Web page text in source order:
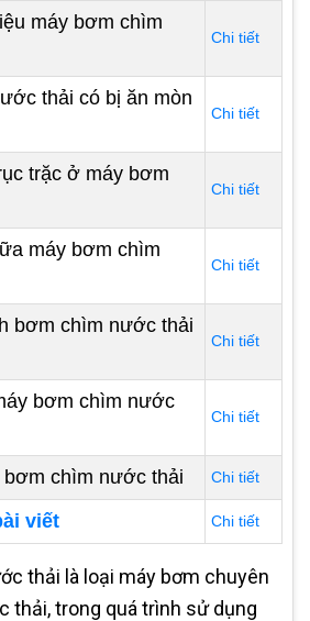
máy bơm chìm
Chi tiết
thải có bị ăn mòn
Chi tiết
trặc ở máy bơm
Chi tiết
máy bơm chìm
Chi tiết
bơm chìm nước thải
Chi tiết
bơm chìm nước
Chi tiết
chìm nước thải Chi tiết
viết Chi tiết
thải là loại máy bơm chuyên
thải, trong quá trình sử dụng